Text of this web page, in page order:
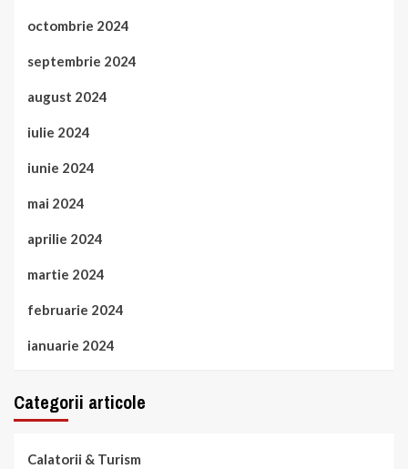
octombrie 2024
septembrie 2024
august 2024
iulie 2024
iunie 2024
mai 2024
aprilie 2024
martie 2024
februarie 2024
ianuarie 2024
Categorii articole
Calatorii & Turism